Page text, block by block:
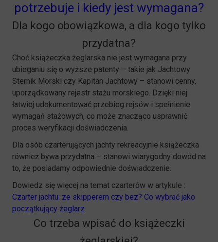
potrzebuje i kiedy jest wymagana?
Dla kogo obowiązkowa, a dla kogo tylko
przydatna?
Choć książeczka żeglarska nie jest wymagana przy
ubieganiu się o wyższe patenty – takie jak Jachtowy
Sternik Morski czy Kapitan Jachtowy – stanowi cenny,
uporządkowany rejestr stażu morskiego. Dzięki niej
łatwiej udokumentować przebieg rejsów i spełnienie
wymagań stażowych, co może znacząco usprawnić
proces weryfikacji doświadczenia.
Dla osób czarterujących jachty rekreacyjnie książeczka
również bywa przydatna – stanowi wiarygodny dowód na
to, że posiadamy odpowiednie doświadczenie.
Dowiedz się więcej na temat czarterów w artykule :
Czarter jachtu: ze skipperem czy bez? Co wybrać jako
początkujący żeglarz
Co trzeba wpisać do książeczki